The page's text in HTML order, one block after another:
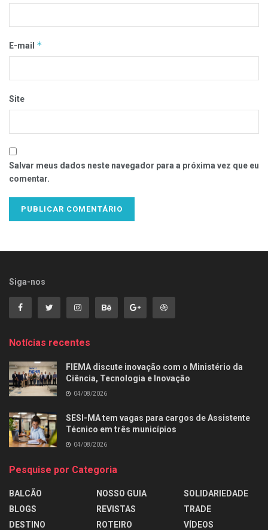
E-mail *
Site
Salvar meus dados neste navegador para a próxima vez que eu
comentar.
Siga-nos
Notícias recentes
FIEMA discute inovação com o Ministério da
Ciência, Tecnologia e Inovação
04/08/2026
SESI-MA tem vagas para cargos de Assistente
Técnico em três municípios
04/08/2026
Pesquise por Categoria
BALCÃO
BLOGS
DESTINO
NOSSO GUIA
REVISTAS
ROTEIRO
SOLIDARIEDADE
TRADE
VÍDEOS